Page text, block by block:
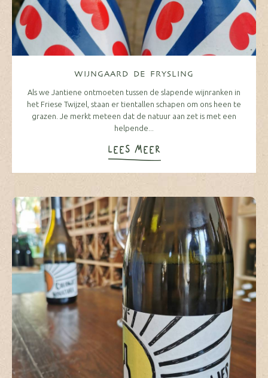
WIJNGAARD DE FRYSLING
Als we Jantiene ontmoeten tussen de slapende wijnranken in
het Friese Twijzel, staan er tientallen schapen om ons heen te
grazen. Je merkt meteen dat de natuur aan zet is met een
helpende...
LEES MEER